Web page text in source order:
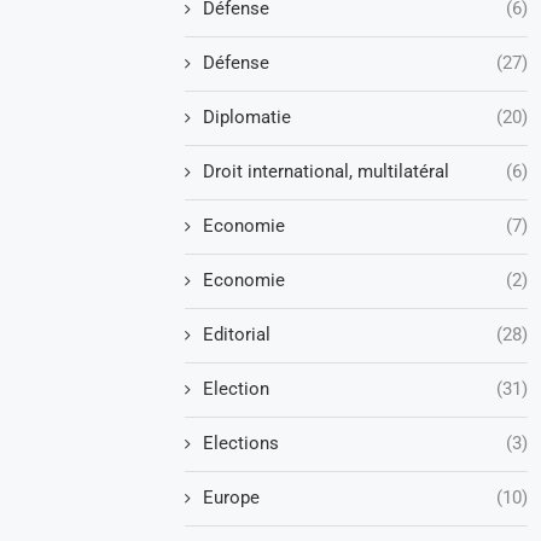
Défense (6)
Défense (27)
Diplomatie (20)
Droit international, multilatéral (6)
Economie (7)
Economie (2)
Editorial (28)
Election (31)
Elections (3)
Europe (10)